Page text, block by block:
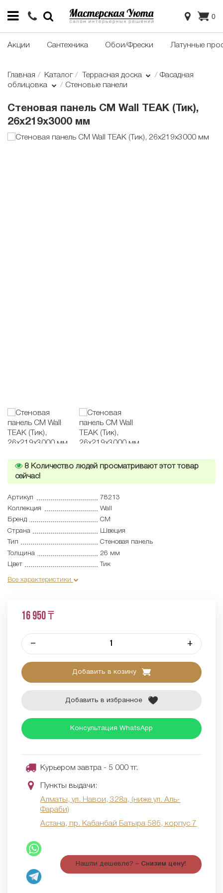
0
Акции Сантехника Обои/Фрески Латунные
Главная Каталог Террасная доска
Фасадная
облицовка
Стеновые панели
Стеновая панель CM Wall TEAK (Тик),
26x219x3000 мм
8 Количество людей просматривают этот товар
сейчас!
Артикул
78213
Коллекция
Wall
Бренд
CM
Страна
Швеция
Тип
Cтеновая панель
Толщина
26 мм
Цвет
Тик
Все характеристики
16 950 ₸
– +
Добавить в козину
Добавить в избранное
Консультация WhatsApp
Курьером завтра - 5 000 тг.
Пункты выдачи:
Алматы, ул. Навои, 328а, (ниже ул. Аль-
Фараби)
Астана, пр. Кабанбай Батыра 58б, корпус 7
Нашли дешевле? – Снизим цену!